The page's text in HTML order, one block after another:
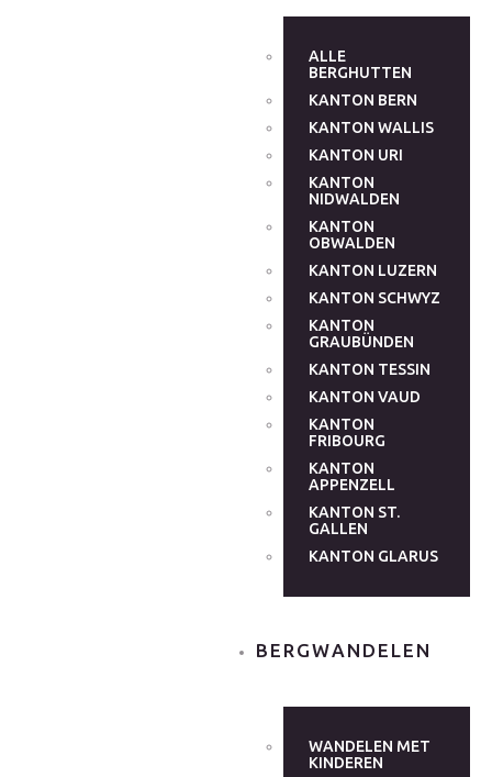
ALLE
BERGHUTTEN
KANTON BERN
KANTON WALLIS
KANTON URI
KANTON
NIDWALDEN
KANTON
OBWALDEN
KANTON LUZERN
KANTON SCHWYZ
KANTON
GRAUBÜNDEN
KANTON TESSIN
KANTON VAUD
KANTON
FRIBOURG
KANTON
APPENZELL
KANTON ST.
GALLEN
KANTON GLARUS
BERGWANDELEN
WANDELEN MET
KINDEREN